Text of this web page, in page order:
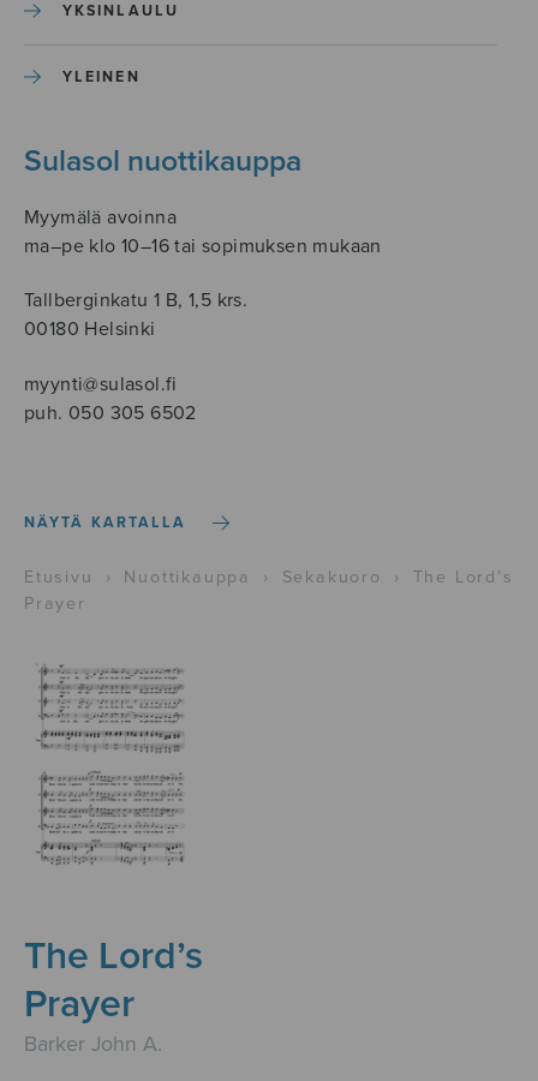
YKSINLAULU
YLEINEN
Sulasol nuottikauppa
Myymälä avoinna
ma–pe klo 10–16 tai sopimuksen mukaan
Tallberginkatu 1 B, 1,5 krs.
00180 Helsinki
myynti@sulasol.fi
puh. 050 305 6502
NÄYTÄ KARTALLA
Etusivu › Nuottikauppa › Sekakuoro ›
The Lord’s
Prayer
The Lord’s
Prayer
Barker John A.